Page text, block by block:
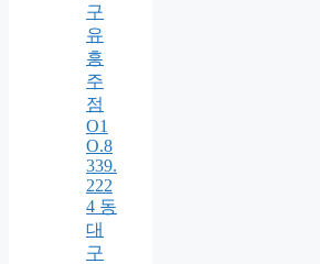
구
유
흥
주
점
O1
O.8
339.
222
4 동
대
구